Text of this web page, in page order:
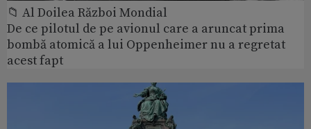
📁 Al Doilea Război Mondial
De ce pilotul de pe avionul care a aruncat prima
bombă atomică a lui Oppenheimer nu a regretat
acest fapt